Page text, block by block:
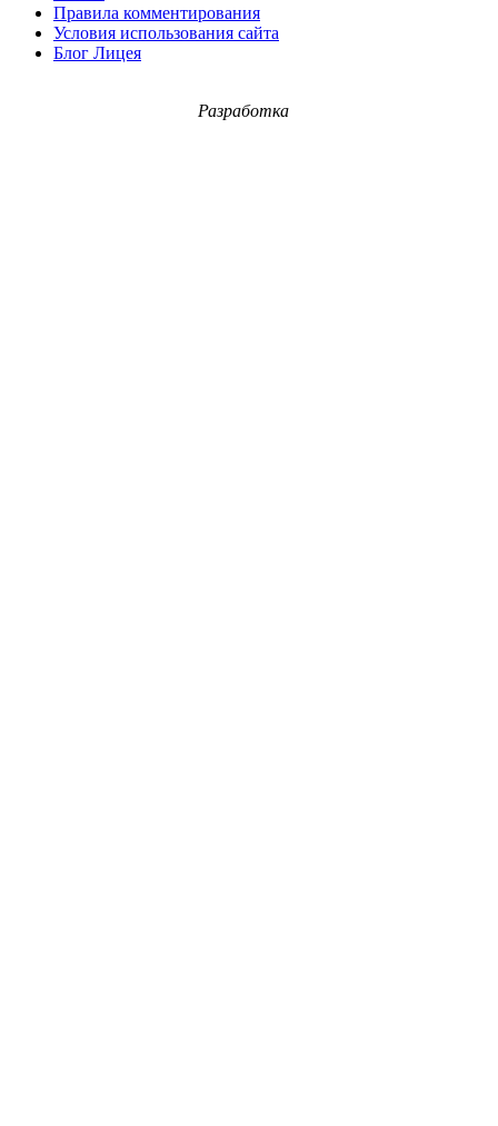
Правила комментирования
Условия использования сайта
Блог Лицея
Разработка